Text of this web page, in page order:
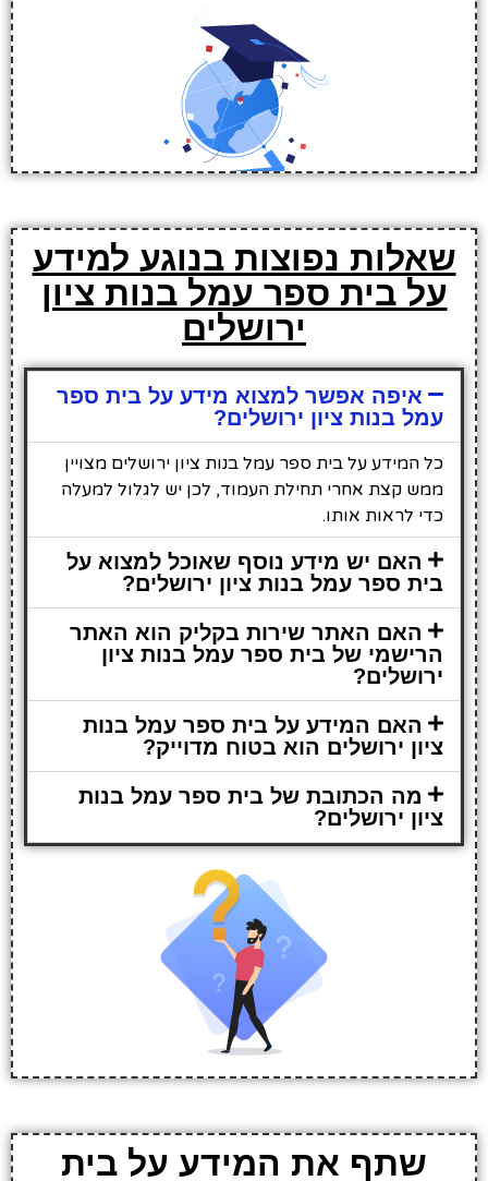
שאלות נפוצות בנוגע למידע
על בית ספר עמל בנות ציון
ירושלים
איפה אפשר למצוא מידע על בית ספר
עמל בנות ציון ירושלים?
כל המידע על בית ספר עמל בנות ציון ירושלים מצויין
ממש קצת אחרי תחילת העמוד, לכן יש לגלול למעלה
כדי לראות אותו.
האם יש מידע נוסף שאוכל למצוא על
בית ספר עמל בנות ציון ירושלים?
האם האתר שירות בקליק הוא האתר
הרישמי של בית ספר עמל בנות ציון
ירושלים?
האם המידע על בית ספר עמל בנות
ציון ירושלים הוא בטוח מדוייק?
מה הכתובת של בית ספר עמל בנות
ציון ירושלים?
שתף את המידע על בית